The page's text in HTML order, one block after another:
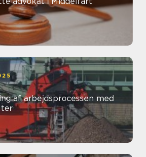
af arbejdsprocessen med